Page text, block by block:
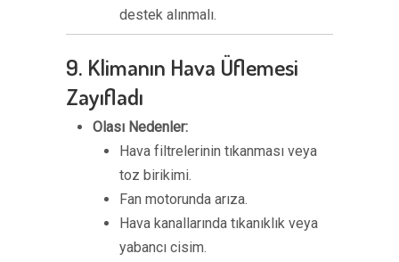
destek alınmalı.
9. Klimanın Hava Üflemesi
Zayıfladı
Olası Nedenler:
Hava filtrelerinin tıkanması veya
toz birikimi.
Fan motorunda arıza.
Hava kanallarında tıkanıklık veya
yabancı cisim.